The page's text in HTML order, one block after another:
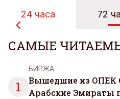
24 часа 72
САМЫЕ
1
БИРЖА
Вышедшие из ОПЕК
Арабские Эмираты